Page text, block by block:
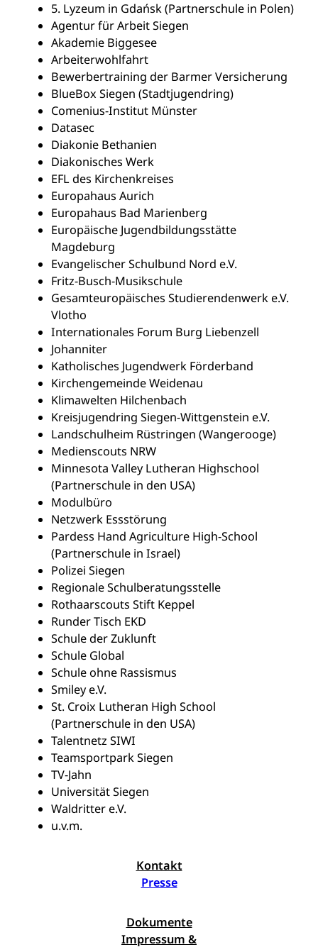
5. Lyzeum in Gdańsk (Partnerschule in Polen)
Agentur für Arbeit Siegen
Akademie Biggesee
Arbeiterwohlfahrt
Bewerbertraining der Barmer Versicherung
BlueBox Siegen (Stadtjugendring)
Comenius-Institut Münster
Datasec
Diakonie Bethanien
Diakonisches Werk
EFL des Kirchenkreises
Europahaus Aurich
Europahaus Bad Marienberg
Europäische Jugendbildungsstätte
Magdeburg
Evangelischer Schulbund Nord e.V.
Fritz-Busch-Musikschule
Gesamteuropäisches Studierendenwerk e.V.
Vlotho
Internationales Forum Burg Liebenzell
Johanniter
Katholisches Jugendwerk Förderband
Kirchengemeinde Weidenau
Klimawelten Hilchenbach
Kreisjugendring Siegen-Wittgenstein e.V.
Landschulheim Rüstringen (Wangerooge)
Medienscouts NRW
Minnesota Valley Lutheran Highschool
(Partnerschule in den USA)
Modulbüro
Netzwerk Essstörung
Pardess Hand Agriculture High-School
(Partnerschule in Israel)
Polizei Siegen
Regionale Schulberatungsstelle
Rothaarscouts Stift Keppel
Runder Tisch EKD
Schule der Zuklunft
Schule Global
Schule ohne Rassismus
Smiley e.V.
St. Croix Lutheran High School
(Partnerschule in den USA)
Talentnetz SIWI
Teamsportpark Siegen
TV-Jahn
Universität Siegen
Waldritter e.V.
u.v.m.
Kontakt
Presse
Dokumente
Impressum &